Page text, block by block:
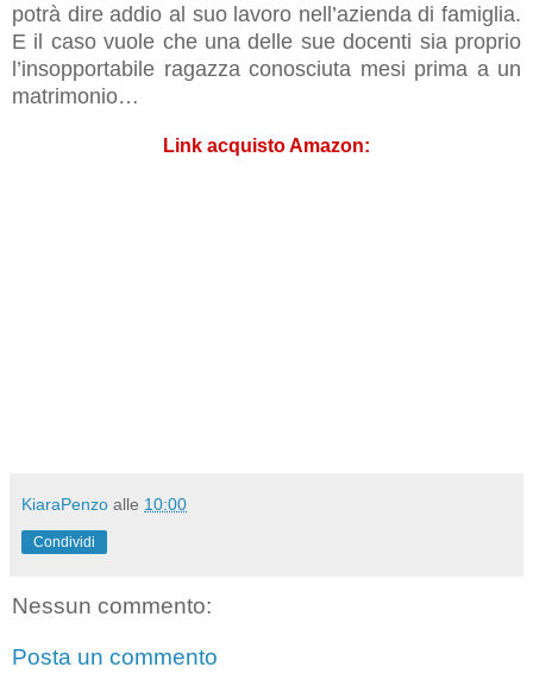
potrà dire addio al suo lavoro nell’azienda di famiglia.
E il caso vuole che una delle sue docenti sia proprio
l’insopportabile ragazza conosciuta mesi prima a un
matrimonio…
Link acquisto Amazon:
KiaraPenzo alle 10:00
Condividi
Nessun commento:
Posta un commento